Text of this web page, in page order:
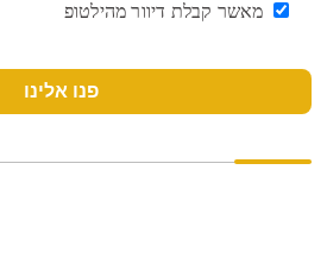
מאשר קבלת דיוור מהילטופ
פנו אלינו